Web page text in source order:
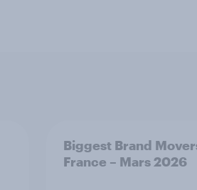
Biggest Brand
France – Mars 2026